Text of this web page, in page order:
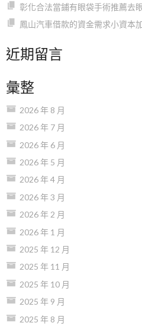
彰化合法當鋪有眼袋手術推薦去
鳳山汽車借款的資金需求小資本
近期留言
彙整
2026 年 8 月
2026 年 7 月
2026 年 6 月
2026 年 5 月
2026 年 4 月
2026 年 3 月
2026 年 2 月
2026 年 1 月
2025 年 12 月
2025 年 11 月
2025 年 10 月
2025 年 9 月
2025 年 8 月